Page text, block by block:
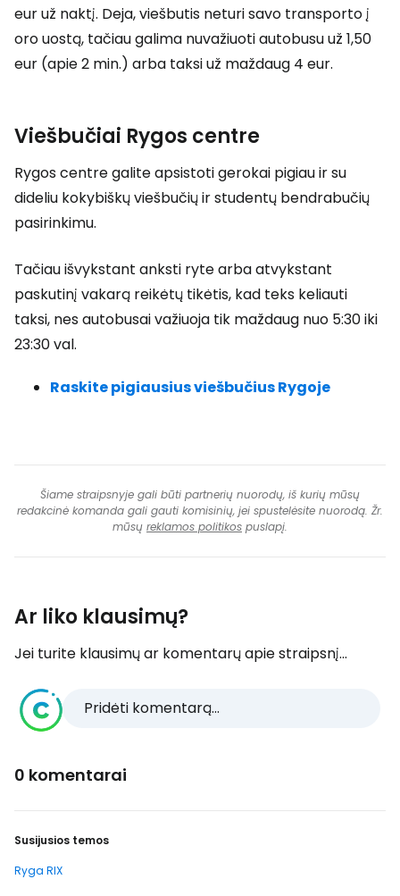
eur už naktį. Deja, viešbutis neturi savo transporto į
oro uostą, tačiau galima nuvažiuoti autobusu už 1,50
eur (apie 2 min.) arba taksi už maždaug 4 eur.
Viešbučiai Rygos centre
Rygos centre galite apsistoti gerokai pigiau ir su
dideliu kokybiškų viešbučių ir studentų bendrabučių
pasirinkimu.
Tačiau išvykstant anksti ryte arba atvykstant
paskutinį vakarą reikėtų tikėtis, kad teks keliauti
taksi, nes autobusai važiuoja tik maždaug nuo 5:30 iki
23:30 val.
Raskite pigiausius viešbučius Rygoje
Šiame straipsnyje gali būti partnerių nuorodų, iš kurių mūsų
redakcinė komanda gali gauti komisinių, jei spustelėsite nuorodą. Žr.
mūsų reklamos politikos puslapį.
Ar liko klausimų?
Jei turite klausimų ar komentarų apie straipsnį...
Pridėti komentarą...
0 komentarai
Susijusios temos
Ryga RIX